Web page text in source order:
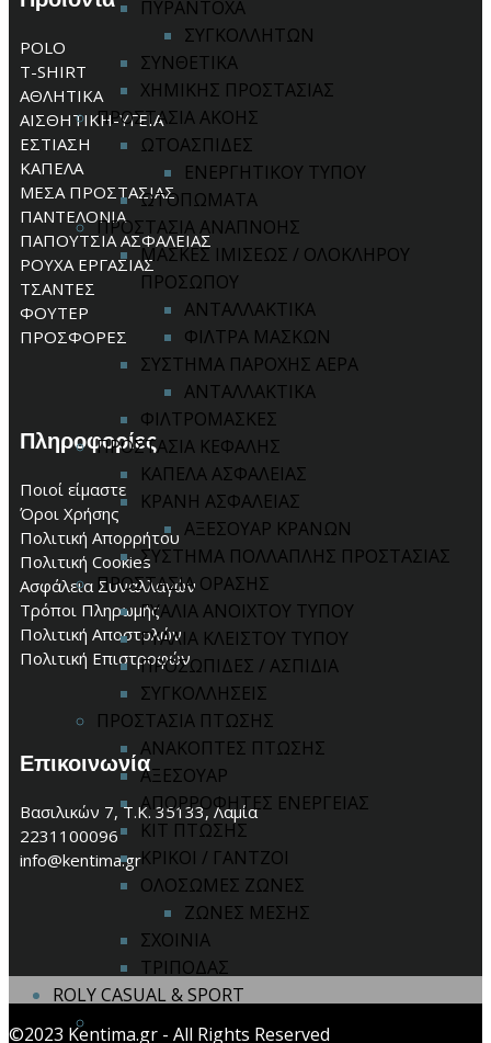
ΠΥΡΑΝΤΟΧΑ
ΣΥΓΚΟΛΛΗΤΩΝ
ΣΥΝΘΕΤΙΚΑ
ΧΗΜΙΚΗΣ ΠΡΟΣΤΑΣΙΑΣ
ΠΡΟΣΤΑΣΙΑ ΑΚΟΗΣ
ΩΤΟΑΣΠΙΔΕΣ
ΕΝΕΡΓΗΤΙΚΟΥ ΤΥΠΟΥ
ΩΤΟΠΩΜΑΤΑ
ΠΡΟΣΤΑΣΙΑ ΑΝΑΠΝΟΗΣ
ΜΑΣΚΕΣ ΙΜΙΣΕΩΣ / ΟΛΟΚΛΗΡΟΥ
ΠΡΟΣΩΠΟΥ
ΑΝΤΑΛΛΑΚΤΙΚΑ
ΦΙΛΤΡΑ ΜΑΣΚΩΝ
ΣΥΣΤΗΜΑ ΠΑΡΟΧΗΣ ΑΕΡΑ
ΑΝΤΑΛΛΑΚΤΙΚΑ
ΦΙΛΤΡΟΜΑΣΚΕΣ
ΠΡΟΣΤΑΣΙΑ ΚΕΦΑΛΗΣ
ΚΑΠΕΛΑ ΑΣΦΑΛΕΙΑΣ
ΚΡΑΝΗ ΑΣΦΑΛΕΙΑΣ
ΑΞΕΣΟΥΑΡ ΚΡΑΝΩΝ
ΣΥΣΤΗΜΑ ΠΟΛΛΑΠΛΗΣ ΠΡΟΣΤΑΣΙΑΣ
ΠΡΟΣΤΑΣΙΑ ΟΡΑΣΗΣ
ΓΥΑΛΙΑ ΑΝΟΙΧΤΟΥ ΤΥΠΟΥ
ΓΥΑΛΙΑ ΚΛΕΙΣΤΟΥ ΤΥΠΟΥ
ΠΡΟΣΩΠΙΔΕΣ / ΑΣΠΙΔΙΑ
ΣΥΓΚΟΛΛΗΣΕΙΣ
ΠΡΟΣΤΑΣΙΑ ΠΤΩΣΗΣ
ΑΝΑΚΟΠΤΕΣ ΠΤΩΣΗΣ
ΑΞΕΣΟΥΑΡ
ΑΠΟΡΡΟΦΗΤΕΣ ΕΝΕΡΓΕΙΑΣ
ΚΙΤ ΠΤΩΣΗΣ
ΚΡΙΚΟΙ / ΓΑΝΤΖΟΙ
ΟΛΟΣΩΜΕΣ ΖΩΝΕΣ
ΖΩΝΕΣ ΜΕΣΗΣ
ΣΧΟΙΝΙΑ
ΤΡΙΠΟΔΑΣ
ROLY CASUAL & SPORT
COATS
POLO
T-SHIRT
ΑΘΛΗΤΙΚΑ
ΑΙΣΘΗΤΙΚΗ-ΥΓΕΙΑ
ΕΣΤΙΑΣΗ
ΚΑΠΕΛΑ
ΜΕΣΑ ΠΡΟΣΤΑΣΙΑΣ
ΠΑΝΤΕΛΟΝΙΑ
ΠΑΠΟΥΤΣΙΑ ΑΣΦΑΛΕΙΑΣ
ΡΟΥΧΑ ΕΡΓΑΣΙΑΣ
ΤΣΑΝΤΕΣ
ΦΟΥΤΕΡ
ΠΡΟΣΦΟΡΕΣ
Πληροφορίες
Ποιοί είμαστε
Όροι Χρήσης
Πολιτική Απορρήτου
Πολιτική Cookies
Ασφάλεια Συναλλαγών
Τρόποι Πληρωμής
Πολιτική Αποστολών
Πολιτική Επιστροφών
Επικοινωνία
Βασιλικών 7, Τ.Κ. 35133, Λαμία
2231100096
info@kentima.gr
©2023 Kentima.gr - All Rights Reserved